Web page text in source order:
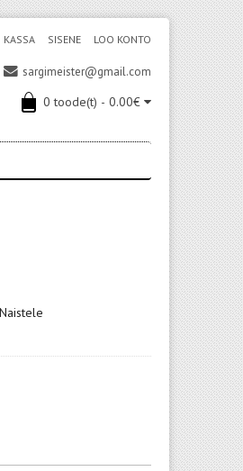
SISENE LOO KONTO
KASSA
sargimeister@gmail.com
0 toode(t) - 0.00€